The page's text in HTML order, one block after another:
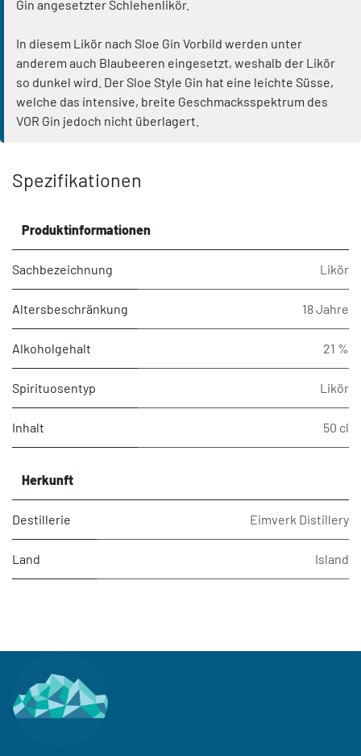
Gin angesetzter Schlehenlikör.
In diesem Likör nach Sloe Gin Vorbild werden unter
anderem auch Blaubeeren eingesetzt, weshalb der Likör
so dunkel wird. Der Sloe Style Gin hat eine leichte Süsse,
welche das intensive, breite Geschmacksspektrum des
VOR Gin jedoch nicht überlagert.
Spezifikationen
Produktinformationen
Sachbezeichnung Likör
Altersbeschränkung 18 Jahre
Alkoholgehalt 21 %
Spirituosentyp Likör
Inhalt 50 cl
Herkunft
Destillerie Eimverk Distillery
Land Island